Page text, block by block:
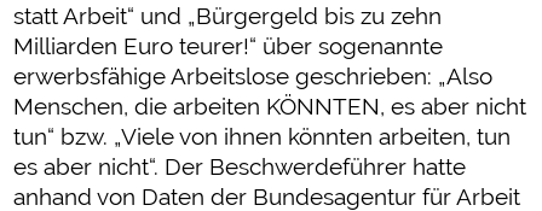
statt Arbeit“ und „Bürgergeld bis zu zehn
Milliarden Euro teurer!“ über sogenannte
erwerbsfähige Arbeitslose geschrieben: „Also
Menschen, die arbeiten KÖNNTEN, es aber nicht
tun“ bzw. „Viele von ihnen könnten arbeiten, tun
es aber nicht“. Der Beschwerdeführer hatte
anhand von Daten der Bundesagentur für Arbeit